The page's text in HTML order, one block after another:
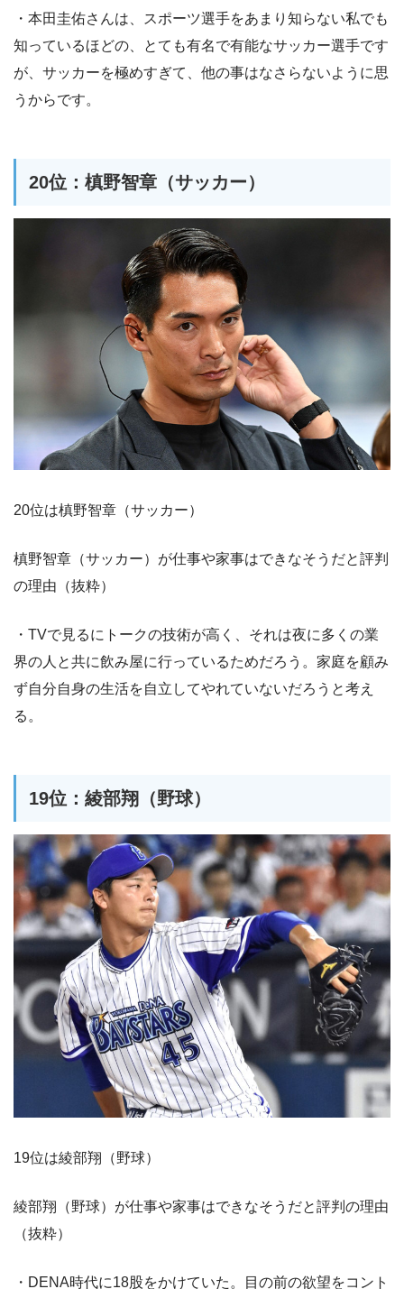
・本田圭佑さんは、スポーツ選手をあまり知らない私でも
知っているほどの、とても有名で有能なサッカー選手です
が、サッカーを極めすぎて、他の事はなさらないように思
うからです。
20位：槙野智章（サッカー）
20位は槙野智章（サッカー）
槙野智章（サッカー）が仕事や家事はできなそうだと評判
の理由（抜粋）
・TVで見るにトークの技術が高く、それは夜に多くの業
界の人と共に飲み屋に行っているためだろう。家庭を顧み
ず自分自身の生活を自立してやれていないだろうと考え
る。
19位：綾部翔（野球）
19位は綾部翔（野球）
綾部翔（野球）が仕事や家事はできなそうだと評判の理由
（抜粋）
・DENA時代に18股をかけていた。目の前の欲望をコント